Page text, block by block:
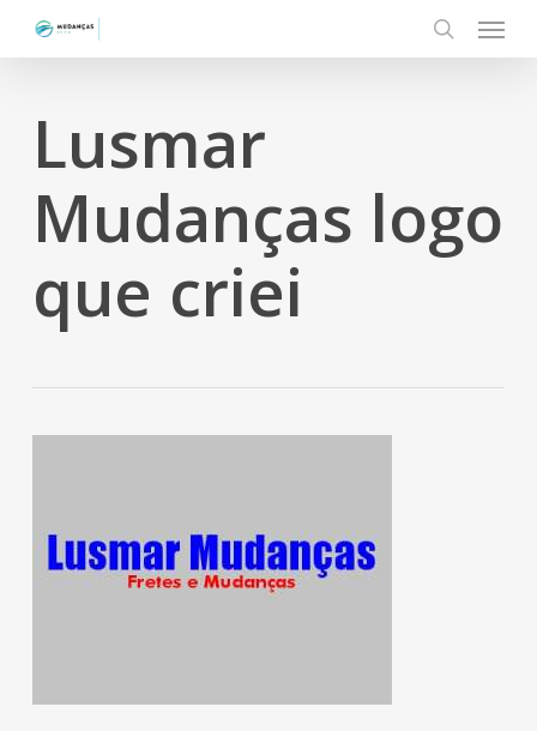
search
Menu
Lusmar
Mudanças logo
que criei